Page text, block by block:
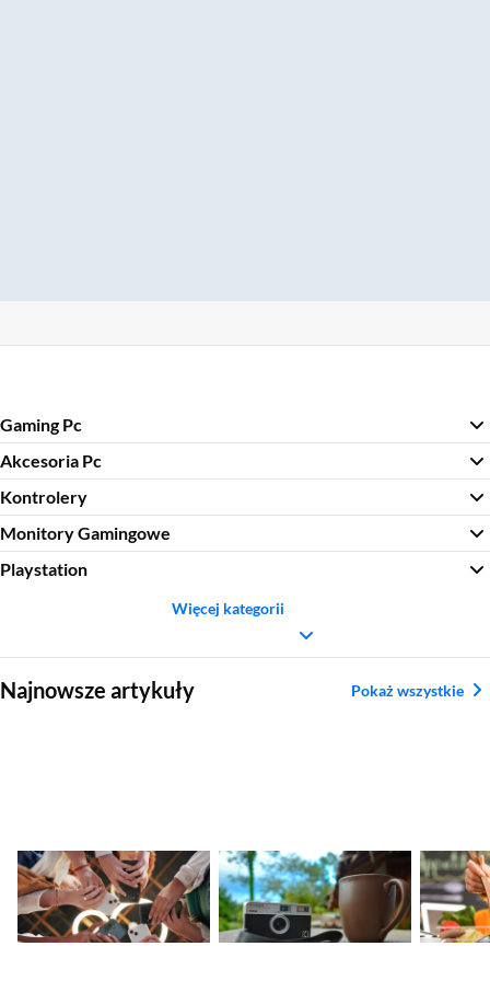
Gaming Pc
Akcesoria Pc
Kontrolery
Monitory Gamingowe
Playstation
Więcej kategorii
Najnowsze artykuły Pokaż wszystkie
Nadchodzące
premiery smartfonów
– kalendarz nowości
2026
Ranking aparatów
kompaktowych.
Najlepsze modele
2026